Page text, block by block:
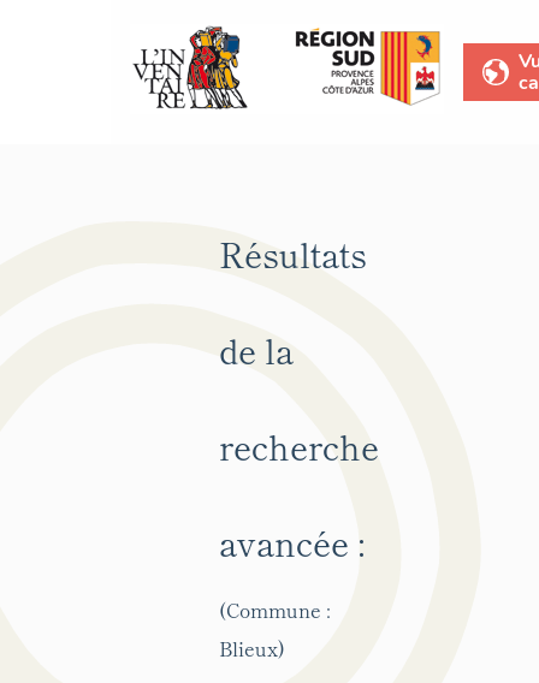
Résultats
de la
recherche
avancée :
(Commune :
Blieux)